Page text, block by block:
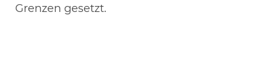
Grenzen gesetzt.